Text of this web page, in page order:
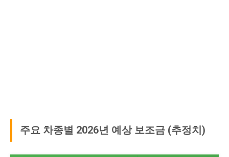
주요 차종별 2026년 예상 보조금 (추정치)